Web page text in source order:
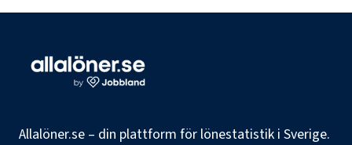
Allalöner.se – din plattform för lönestatistik i Sverige.